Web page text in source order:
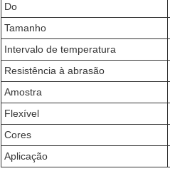
Do
Tamanho
Intervalo de temperatura
Resistência à abrasão
Amostra
Flexível
Cores
Aplicação